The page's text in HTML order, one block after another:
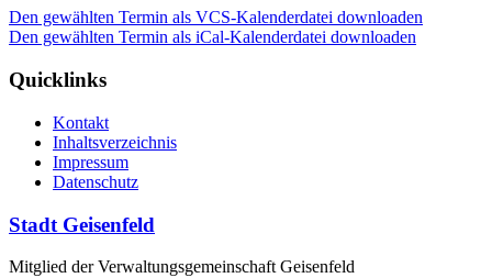
Den gewählten Termin als VCS-Kalenderdatei downloaden
Den gewählten Termin als iCal-Kalenderdatei downloaden
Quicklinks
Kontakt
Inhaltsverzeichnis
Impressum
Datenschutz
Stadt Geisenfeld
Mitglied der Verwaltungsgemeinschaft Geisenfeld